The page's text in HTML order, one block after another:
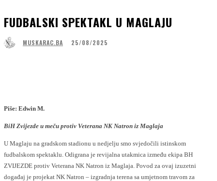
FUDBALSKI SPEKTAKL U MAGLAJU
MUSKARAC.BA 25/08/2025
Piše: Edwin M.
BiH Zvijezde u meču protiv Veterana NK Natron iz Maglaja
U Maglaju na gradskom stadionu u nedjelju smo svjedočili istinskom
fudbalskom spektaklu. Odigrana je revijalna utakmica između ekipa BH
ZVIJEZDE protiv Veterana NK Natron iz Maglaja. Povod za ovaj izuzetni
događaj je projekat NK Natron – izgradnja terena sa umjetnom travom za